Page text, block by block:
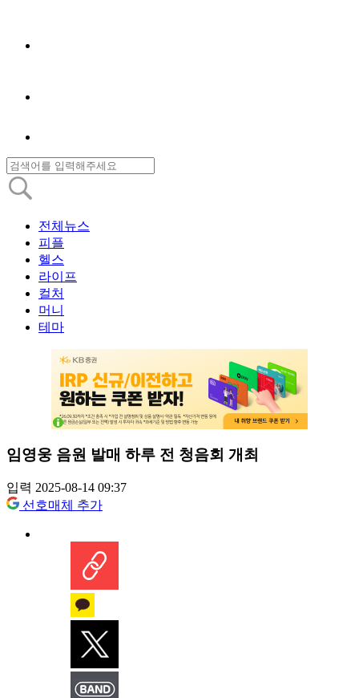
전체뉴스
피플
헬스
라이프
컬처
머니
테마
임영웅 음원 발매 하루 전 청음회 개최
입력 2025-08-14 09:37
선호매체 추가